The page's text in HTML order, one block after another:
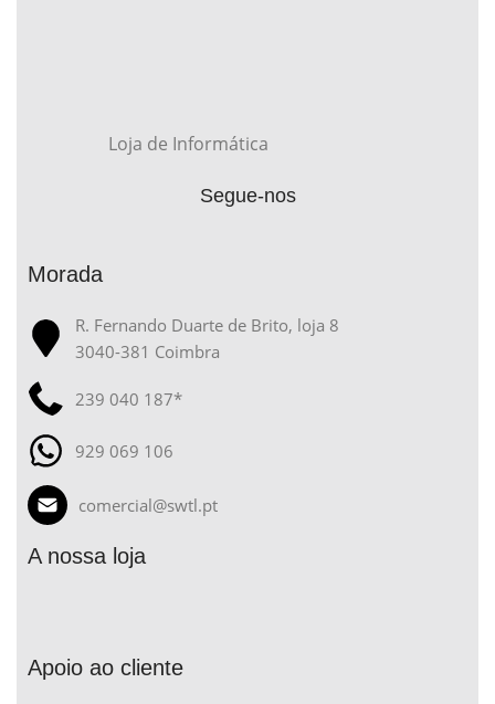
Loja de Informática
Segue-nos
Morada
R. Fernando Duarte de Brito, loja 8
3040-381 Coimbra
239 040 187*
929 069 106
comercial@swtl.pt
A nossa loja
Apoio ao cliente